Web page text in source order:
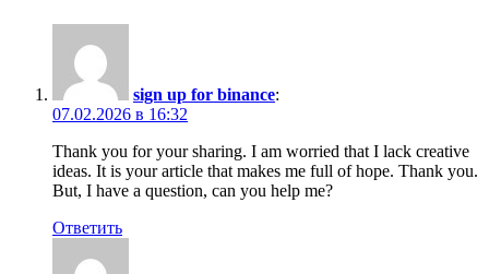
sign up for binance:
07.02.2026 в 16:32
Thank you for your sharing. I am worried that I lack creative
ideas. It is your article that makes me full of hope. Thank you.
But, I have a question, can you help me?
Ответить